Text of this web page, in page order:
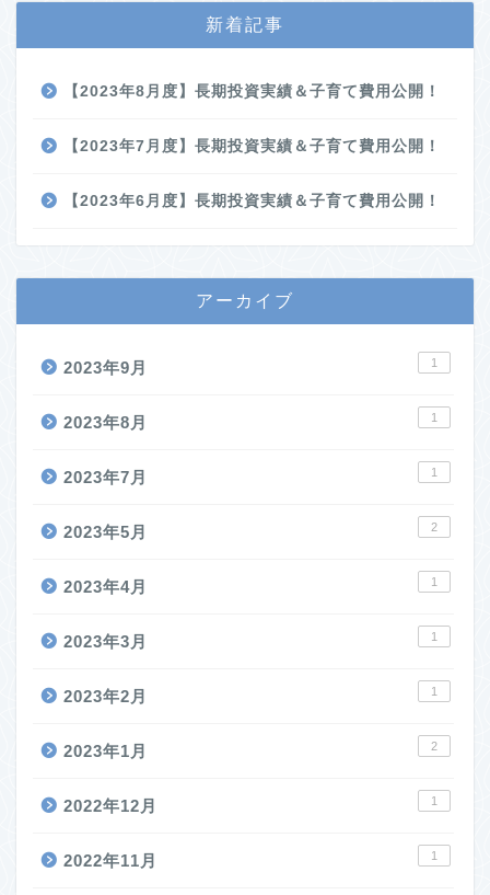
新着記事
【2023年8月度】長期投資実績＆子育て費用公開！
【2023年7月度】長期投資実績＆子育て費用公開！
【2023年6月度】長期投資実績＆子育て費用公開！
アーカイブ
2023年9月 1
2023年8月 1
2023年7月 1
2023年5月 2
2023年4月 1
2023年3月 1
2023年2月 1
2023年1月 2
2022年12月 1
2022年11月 1